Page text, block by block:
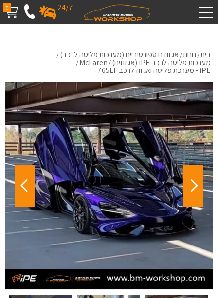
0 24/7
בית/ חנות/ אגזוזים ספורטיביים (מערכות פליטה לרכב)/
מערכות פליטה לרכב iPE (אגזוזים) /
McLaren
/
iPE - מערכת פליטה ואגזוז לרכב 765LT